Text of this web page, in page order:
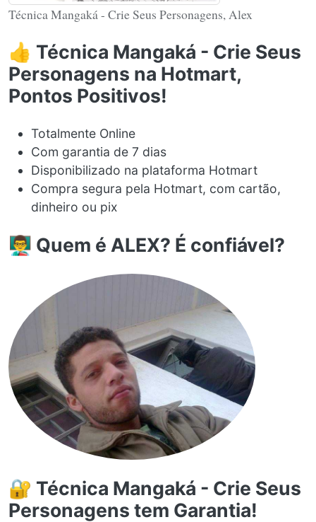
Técnica Mangaká - Crie Seus Personagens, Alex
👍 Técnica Mangaká - Crie Seus
Personagens na Hotmart,
Pontos Positivos!
Totalmente Online
Com garantia de 7 dias
Disponibilizado na plataforma Hotmart
Compra segura pela Hotmart, com cartão,
dinheiro ou pix
👨‍🏫 Quem é ALEX? É confiável?
🔐 Técnica Mangaká - Crie Seus
Personagens tem Garantia!